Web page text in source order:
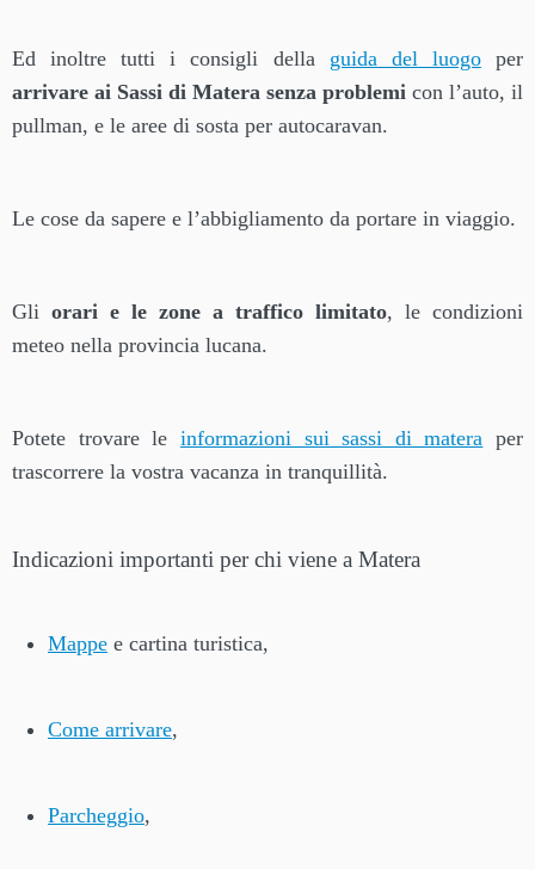
Ed inoltre tutti i consigli della guida del luogoper
arrivare ai Sassi di Matera senza problemi con l’auto, il
pullman, e le aree di sosta per autocaravan.
Le cose da sapere e l’abbigliamento da portare in viaggio.
Gli orari e le zone a traffico limitato, le condizioni
meteo nella provincia lucana.
Potete trovare le informazioni sui sassi di matera per
trascorrere la vostra vacanza in tranquillità.
Indicazioni importanti per chi viene a Matera
Mappe e cartina turistica,
Come arrivare,
Parcheggio,